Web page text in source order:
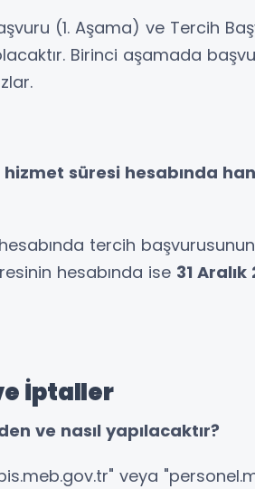
(1. Aşama) ve Tercih
Birinci aşamada
hizmet süresi hesabında
hesabında tercih
hesabında ise 31 Aralık
İptaller
ve nasıl yapılacaktır?
veya